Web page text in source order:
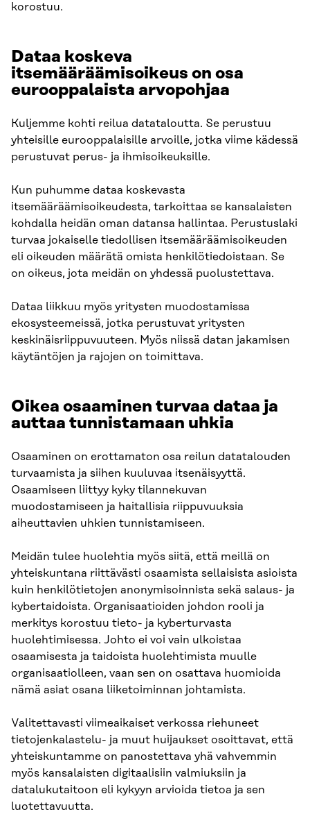
korostuu.
Dataa koskeva
itsemääräämisoikeus on osa
eurooppalaista arvopohjaa
Kuljemme kohti reilua datataloutta. Se perustuu
yhteisille eurooppalaisille arvoille, jotka viime kädessä
perustuvat perus- ja ihmisoikeuksille.
Kun puhumme dataa koskevasta
itsemääräämisoikeudesta, tarkoittaa se kansalaisten
kohdalla heidän oman datansa hallintaa. Perustuslaki
turvaa jokaiselle tiedollisen itsemääräämisoikeuden
eli oikeuden määrätä omista henkilötiedoistaan. Se
on oikeus, jota meidän on yhdessä puolustettava.
Dataa liikkuu myös yritysten muodostamissa
ekosysteemeissä, jotka perustuvat yritysten
keskinäisriippuvuuteen. Myös niissä datan jakamisen
käytäntöjen ja rajojen on toimittava.
Oikea osaaminen turvaa dataa ja
auttaa tunnistamaan uhkia
Osaaminen on erottamaton osa reilun datatalouden
turvaamista ja siihen kuuluvaa itsenäisyyttä.
Osaamiseen liittyy kyky tilannekuvan
muodostamiseen ja haitallisia riippuvuuksia
aiheuttavien uhkien tunnistamiseen.
Meidän tulee huolehtia myös siitä, että meillä on
yhteiskuntana riittävästi osaamista sellaisista asioista
kuin henkilötietojen anonymisoinnista sekä salaus- ja
kybertaidoista. Organisaatioiden johdon rooli ja
merkitys korostuu tieto- ja kyberturvasta
huolehtimisessa. Johto ei voi vain ulkoistaa
osaamisesta ja taidoista huolehtimista muulle
organisaatiolleen, vaan sen on osattava huomioida
nämä asiat osana liiketoiminnan johtamista.
Valitettavasti viimeaikaiset verkossa riehuneet
tietojenkalastelu- ja muut huijaukset osoittavat, että
yhteiskuntamme on panostettava yhä vahvemmin
myös kansalaisten digitaalisiin valmiuksiin ja
datalukutaitoon eli kykyyn arvioida tietoa ja sen
luotettavuutta.